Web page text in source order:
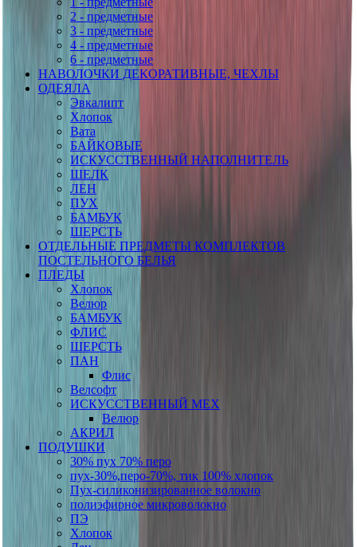
2 - предметные
3 - предметные
4 - предметные
6 - предметные
НАВОЛОЧКИ ДЕКОРАТИВНЫЕ, ЧЕХЛЫ
ОДЕЯЛА
Эвкалипт
Хлопок
Вата
БАЙКОВЫЕ
ИСКУССТВЕННЫЙ НАПОЛНИТЕЛЬ
ШЕЛК
ЛЕН
ПУХ
БАМБУК
ШЕРСТЬ
ОТДЕЛЬНЫЕ ПРЕДМЕТЫ КОМПЛЕКТОВ
ПОСТЕЛЬНОГО БЕЛЬЯ
ПЛЕДЫ
Хлопок
Велюр
БАМБУК
ФЛИС
ШЕРСТЬ
ПАН
Флис
Велсофт
ИСКУССТВЕННЫЙ МЕХ
Велюр
АКРИЛ
ПОДУШКИ
30% пух 70% перо
пух-30%,перо-70%, тик 100% хлопок
Пух-силиконизированное волокно
полиэфирное микроволокно
ПЭ
Хлопок